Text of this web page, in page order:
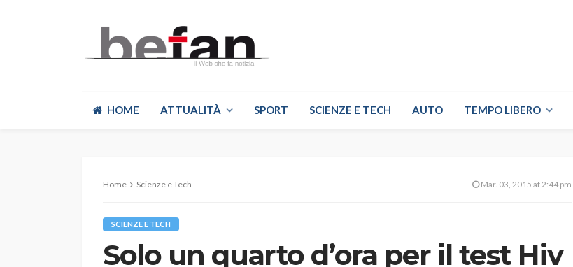
HOME ATTUALITÀ SPORT SCIENZE E TECH AUTO TEMPO LIBERO
Home Scienze e Tech Mar. 03, 2015 at 2:44 pm
SCIENZE E TECH
Solo un quarto d’ora per il test Hiv